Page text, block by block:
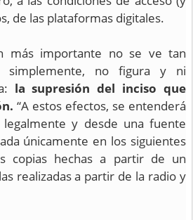
de las plataformas digitales.
más importante no se ve tan
simplemente, no figura y ni
la supresión del inciso que
“A estos efectos, se entenderá
y desde una fuente
únicamente en los siguientes
copias hechas a partir de un
realizadas a partir de la radio y